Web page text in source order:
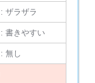
: ザラザラ
: 書きやすい
: 無し